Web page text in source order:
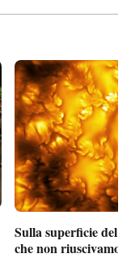
Sulla superficie del
che non riuscivamo